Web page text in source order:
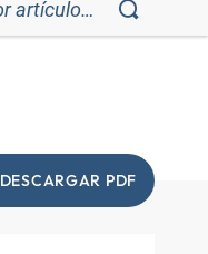
DESCARGAR PDF